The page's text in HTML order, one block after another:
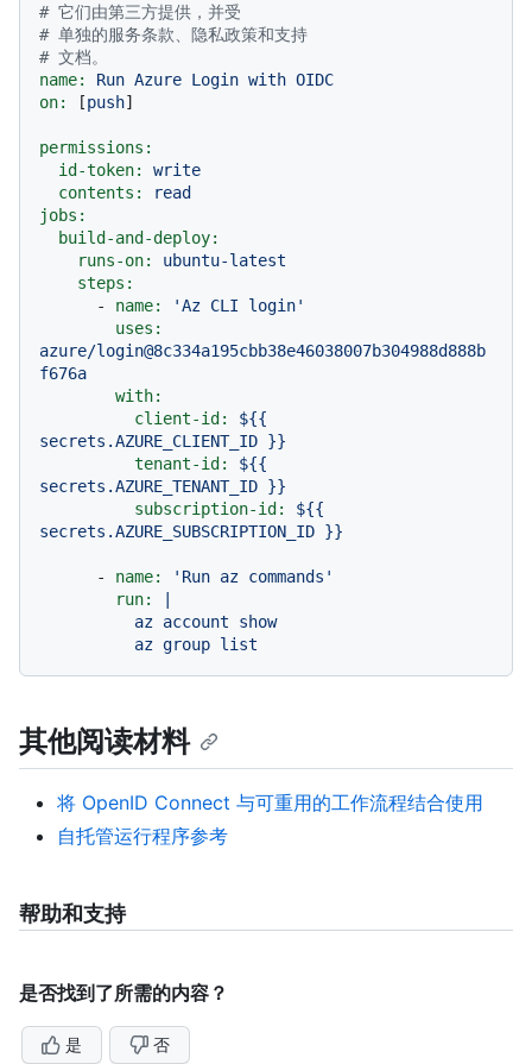
# 它们由第三方提供，并受
# 单独的服务条款、隐私政策和支持
# 文档。
name:
Run Azure Login with OIDC
on:
[push]
permissions:
id-token:
write
contents:
read
jobs:
build-and-deploy:
runs-on:
ubuntu-latest
steps:
-
name:
'Az CLI login'
uses:
azure/login@8c334a195cbb38e46038007b304988d888b
f676a
with:
client-id:
${{
secrets.AZURE_CLIENT_ID }}
tenant-id:
${{
secrets.AZURE_TENANT_ID }}
subscription-id:
${{
secrets.AZURE_SUBSCRIPTION_ID }}
- name:
'Run az commands'
run:
其他阅读材料
将 OpenID Connect 与可重用的工作流程结合使用
自托管运行程序参考
帮助和支持
是否找到了所需的内容？
是 否